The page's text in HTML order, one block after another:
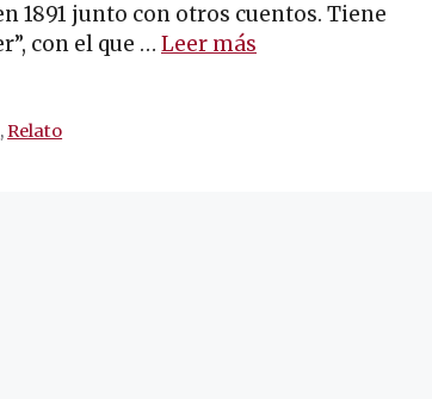
1891 junto con otros cuentos. Tiene
con el que … Leer más
,Relato